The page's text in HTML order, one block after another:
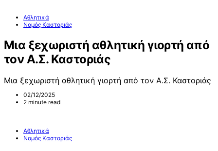
Αθλητικά
Νομός Καστοριάς
Μια ξεχωριστή αθλητική γιορτή από
τον Α.Σ. Καστοριάς
Μια ξεχωριστή αθλητική γιορτή από τον Α.Σ. Καστοριάς
02/12/2025
2 minute read
Αθλητικά
Νομός Καστοριάς